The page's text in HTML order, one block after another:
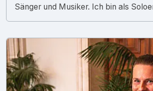
Sänger und Musiker. Ich bin als